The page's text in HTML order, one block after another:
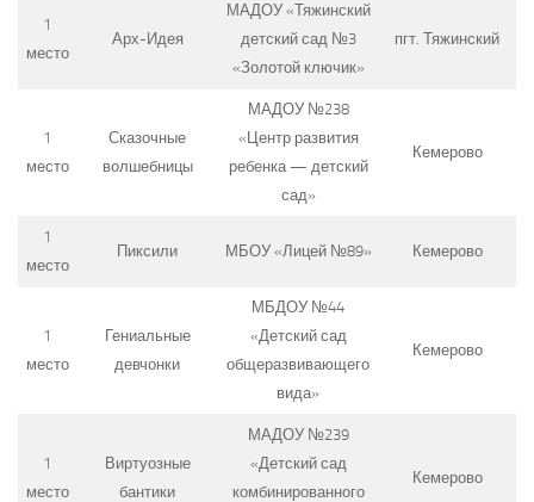
1
место
Арх-Идея
МАДОУ «Тяжинский
детский сад №3
«Золотой ключик»
пгт. Тяжинский
1
место
Сказочные
волшебницы
МАДОУ №238
«Центр развития
ребенка — детский
сад»
Кемерово
1
место
Пиксили МБОУ «Лицей №89» Кемерово
1
место
Гениальные
девчонки
МБДОУ №44
«Детский сад
общеразвивающего
вида»
Кемерово
1
место
Виртуозные
бантики
МАДОУ №239
«Детский сад
комбинированного
Кемерово